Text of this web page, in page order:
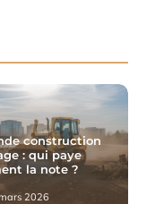
construction
: qui paye
la note ?
2026